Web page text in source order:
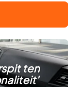
ten